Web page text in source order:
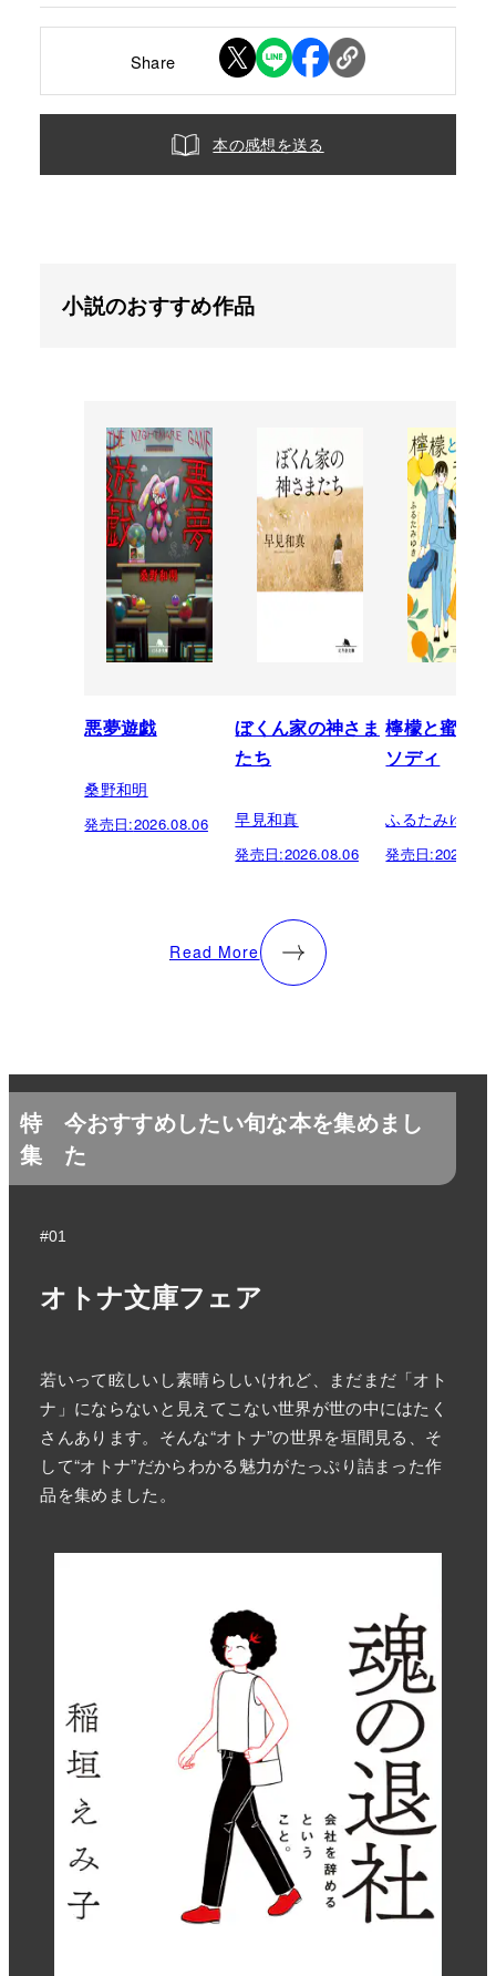
Share
本の感想を送る
小説のおすすめ作品
悪夢遊戯
桑野和明
発売日:2026.08.06
ぼくん家の神さま
たち
早見和真
発売日:2026.08.06
檸檬と蜜柑
ソディ
ふるたみゆき
発売日:
Read More
特
集
今おすすめしたい旬な本を集めまし
た
#01
オトナ文庫フェア
若いって眩しいし素晴らしいけれど、まだまだ「オト
ナ」にならないと見えてこない世界が世の中にはたく
さんあります。そんな“オトナ”の世界を垣間見る、そ
して“オトナ”だからわかる魅力がたっぷり詰まった作
品を集めました。